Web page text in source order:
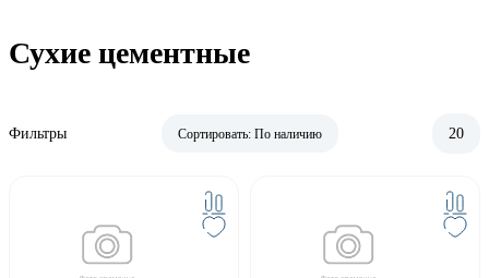
Сухие цементные
Фильтры Сортировать: По наличию 20